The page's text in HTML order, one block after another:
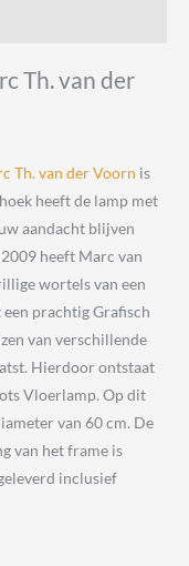
Th. van der
Th. van der Voorn is
heeft de lamp met
aandacht blijven
heeft Marc van
wortels van een
prachtig Grafisch
van verschillende
Hierdoor ontstaat
Vloerlamp. Op dit
van 60 cm. De
van het frame is
inclusief